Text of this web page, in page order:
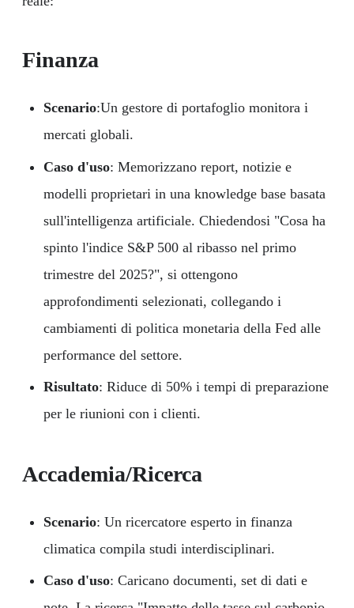
Finanza
Scenario:Un gestore di portafoglio monitora i
mercati globali.
Caso d'uso: Memorizzano report, notizie e
modelli proprietari in una knowledge base basata
sull'intelligenza artificiale. Chiedendosi "Cosa ha
spinto l'indice S&P 500 al ribasso nel primo
trimestre del 2025?", si ottengono
approfondimenti selezionati, collegando i
cambiamenti di politica monetaria della Fed alle
performance del settore.
Risultato: Riduce di 50% i tempi di preparazione
per le riunioni con i clienti.
Accademia/Ricerca
Scenario: Un ricercatore esperto in finanza
climatica compila studi interdisciplinari.
Caso d'uso: Caricano documenti, set di dati e